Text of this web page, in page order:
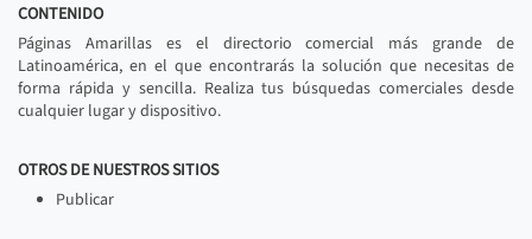
CONTENIDO
Páginas Amarillas es el directorio comercial más grande de
Latinoamérica, en el que encontrarás la solución que necesitas de
forma rápida y sencilla. Realiza tus búsquedas comerciales desde
cualquier lugar y dispositivo.
OTROS DE NUESTROS SITIOS
Publicar